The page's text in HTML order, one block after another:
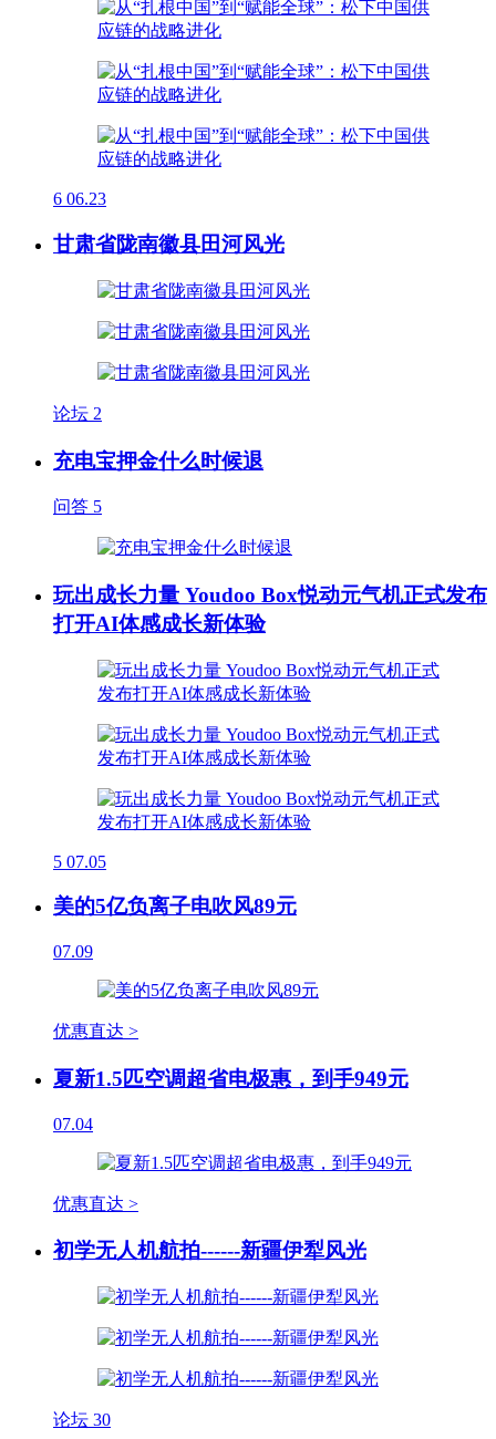
6 06.23
甘肃省陇南徽县田河风光
论坛 2
充电宝押金什么时候退
问答 5
玩出成长力量 Youdoo Box悦动元气机正式发布
打开AI体感成长新体验
5 07.05
美的5亿负离子电吹风89元
07.09
优惠直达 >
夏新1.5匹空调超省电极惠，到手949元
07.04
优惠直达 >
初学无人机航拍------新疆伊犁风光
论坛 30